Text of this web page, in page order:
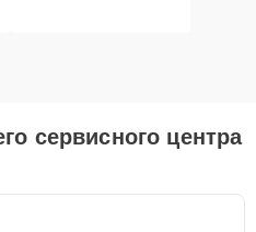
сервисного центра